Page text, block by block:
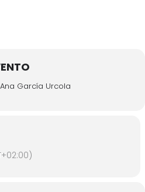
García Urcola